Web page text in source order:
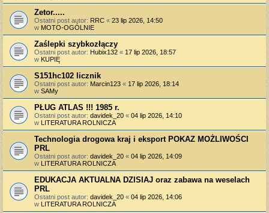
Zetor.....
Ostatni post autor: RRC « 23 lip 2026, 14:50
w MOTO-OGÓLNIE
Zaślepki szybkozłączy
Ostatni post autor: Hubix132 « 17 lip 2026, 18:57
w KUPIĘ
S151hc102 licznik
Ostatni post autor: Marcin123 « 17 lip 2026, 18:14
w SAMy
PŁUG ATLAS !!! 1985 r.
Ostatni post autor: davidek_20 « 04 lip 2026, 14:10
w LITERATURA ROLNICZA
Technologia drogowa kraj i eksport POKAZ MOŻLIWOŚCI
PRL
Ostatni post autor: davidek_20 « 04 lip 2026, 14:09
w LITERATURA ROLNICZA
EDUKACJA AKTUALNA DZISIAJ oraz zabawa na weselach
PRL
Ostatni post autor: davidek_20 « 04 lip 2026, 14:06
w LITERATURA ROLNICZA